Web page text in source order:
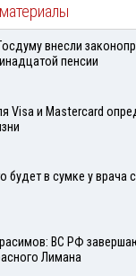
внесли
пенсии
Visа и Mastercard
будет в сумке у врача
ВС РФ
Лимана